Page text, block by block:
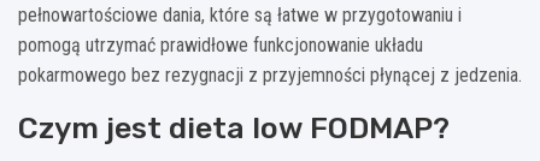
pełnowartościowe dania, które są łatwe w przygotowaniu i
pomogą utrzymać prawidłowe funkcjonowanie układu
pokarmowego bez rezygnacji z przyjemności płynącej z jedzenia.
Czym jest dieta low FODMAP?